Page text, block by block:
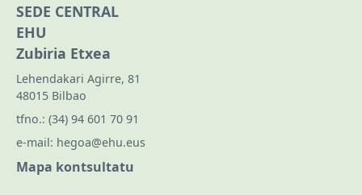
SEDE CENTRAL
EHU
Zubiria Etxea
Lehendakari Agirre, 81
48015 Bilbao
tfno.: (34) 94 601 70 91
e-mail: hegoa@ehu.eus
Mapa kontsultatu